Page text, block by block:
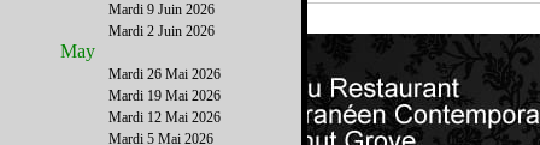
Mardi 9 Juin 2026
Mardi 2 Juin 2026
May
Mardi 26 Mai 2026
Mardi 19 Mai 2026
Mardi 12 Mai 2026
Mardi 5 Mai 2026